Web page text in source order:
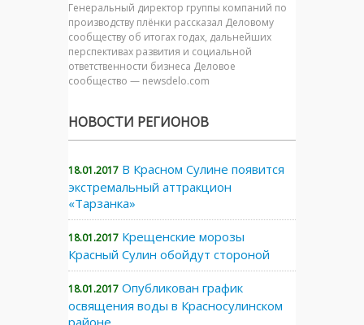
Генеральный директор группы компаний по
производству плёнки рассказал Деловому
сообществу об итогах годах, дальнейших
перспективах развития и социальной
ответственности бизнеса Деловое
сообщество — newsdelo.com
НОВОСТИ РЕГИОНОВ
18.01.2017 В Красном Сулине появится
экстремальный аттракцион
«Тарзанка»
18.01.2017 Крещенские морозы
Красный Сулин обойдут стороной
18.01.2017 Опубликован график
освящения воды в Красносулинском